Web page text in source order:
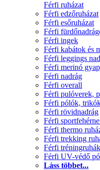
Férfi ruházat
Férfi edzőruházat
Férfi esőruházat
Férfi
Férfi ingek
Férfi kabátok és
Férfi leggings
Férfi merinó
Férfi nadrág
Férfi overall
Férfi pulóverek,
Férfi pólók,
Férfi rövidnadrág
Férfi
Férfi thermo
Férfi trekking
Férfi tréningruhák
Férfi UV-védő
Láss többet...